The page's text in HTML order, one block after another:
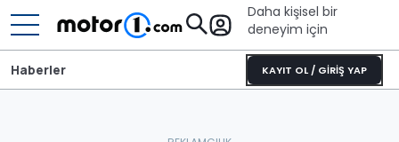
Daha kişisel bir
deneyim için
KAYIT OL / GİRİŞ YAP
Haberler